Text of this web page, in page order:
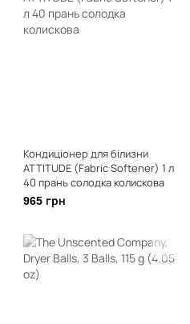
Кондиціонер для білизни
ATTITUDE (Fabric Softener) 1 л
40 прань солодка колискова
965 грн